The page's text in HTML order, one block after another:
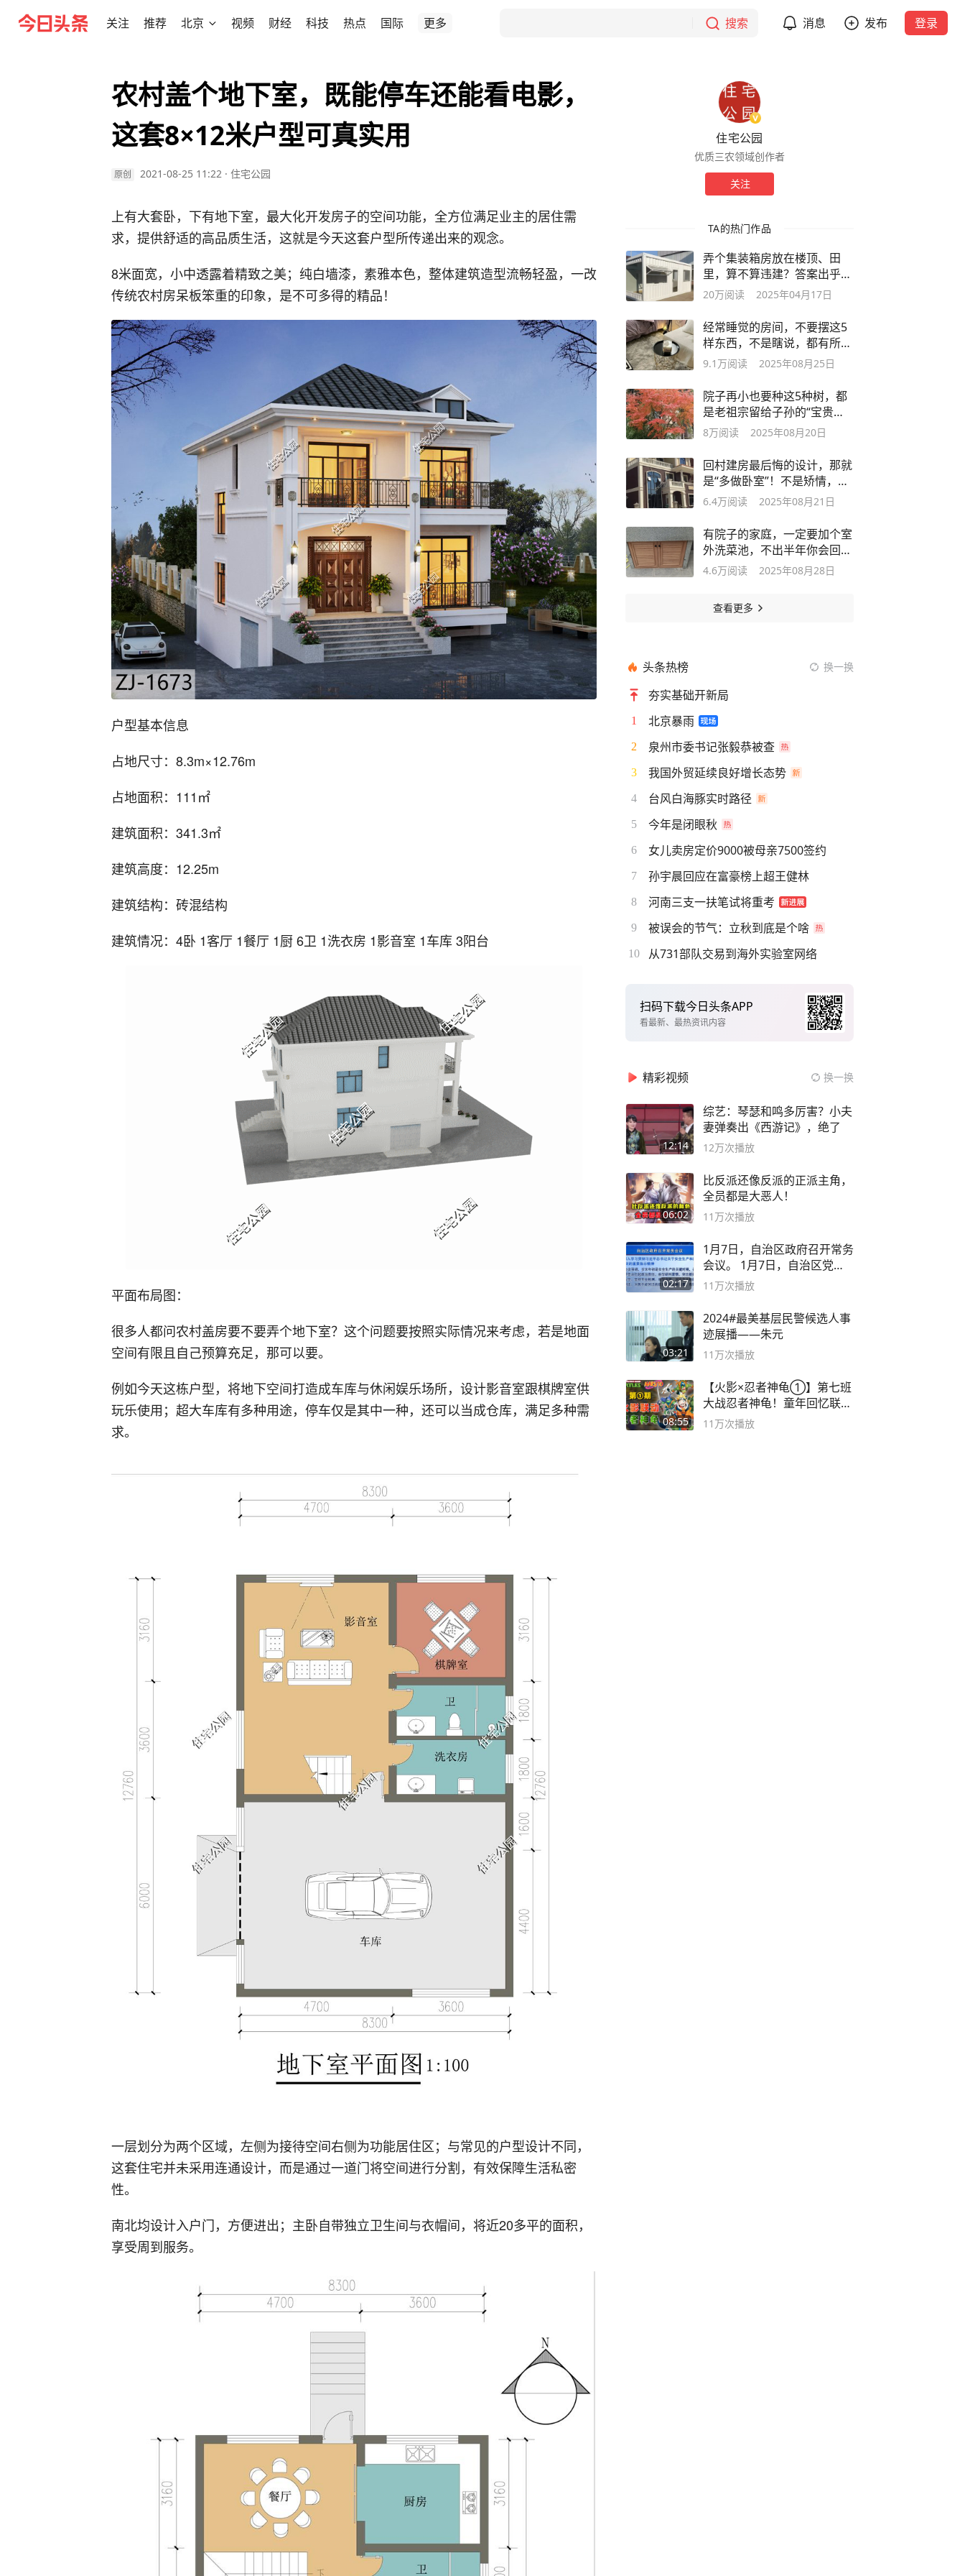
关注 推荐 北京 视频 财经 科技 热点 国际 更多 搜索 消息 发布 登录
农村盖个地下室，既能停车还能看电影，
这套8×12米户型可真实用
原创 2021-08-25 11:22 · 住宅公园
上有大套卧，下有地下室，最大化开发房子的空间功能，全方位满足业主的居住需
求，提供舒适的高品质生活，这就是今天这套户型所传递出来的观念。
8米面宽，小中透露着精致之美；纯白墙漆，素雅本色，整体建筑造型流畅轻盈，一改
传统农村房呆板笨重的印象，是不可多得的精品！
户型基本信息
占地尺寸：8.3m×12.76m
占地面积：111㎡
建筑面积：341.3㎡
建筑高度：12.25m
建筑结构：砖混结构
建筑情况：4卧 1客厅 1餐厅 1厨 6卫 1洗衣房 1影音室 1车库 3阳台
平面布局图：
很多人都问农村盖房要不要弄个地下室？这个问题要按照实际情况来考虑，若是地面
空间有限且自己预算充足，那可以要。
例如今天这栋户型，将地下空间打造成车库与休闲娱乐场所，设计影音室跟棋牌室供
玩乐使用；超大车库有多种用途，停车仅是其中一种，还可以当成仓库，满足多种需
求。
一层划分为两个区域，左侧为接待空间右侧为功能居住区；与常见的户型设计不同，
这套住宅并未采用连通设计，而是通过一道门将空间进行分割，有效保障生活私密
性。
南北均设计入户门，方便进出；主卧自带独立卫生间与衣帽间，将近20多平的面积，
享受周到服务。
住宅公园
优质三农领域创作者
关注
TA的热门作品
弄个集装箱房放在楼顶、田
里，算不算违建？答案出乎很
多人意料…
20万阅读 2025年04月17日
经常睡觉的房间，不要摆这5
样东西，不是瞎说，都有所依
据！
9.1万阅读 2025年08月25日
院子再小也要种这5种树，都
是老祖宗留给子孙的“宝贵财
富”！
8万阅读 2025年08月20日
回村建房最后悔的设计，那就
是“多做卧室”！不是矫情，是
苦水！
6.4万阅读 2025年08月21日
有院子的家庭，一定要加个室
外洗菜池，不出半年你会回来
感谢我的
4.6万阅读 2025年08月28日
查看更多
头条热榜 换一换
夯实基础开新局
1 北京暴雨
2 泉州市委书记张毅恭被查
3 我国外贸延续良好增长态势
4 台风白海豚实时路径
5 今年是闭眼秋
6 女儿卖房定价9000被母亲7500签约
7 孙宇晨回应在富豪榜上超王健林
8 河南三支一扶笔试将重考
9 被误会的节气：立秋到底是个啥
10 从731部队交易到海外实验室网络
扫码下载今日头条APP
看最新、最热资讯内容
精彩视频 换一换
12:14
综艺：琴瑟和鸣多厉害？小夫
妻弹奏出《西游记》，绝了
12万次播放
06:02
比反派还像反派的正派主角，
全员都是大恶人！
11万次播放
02:17
1月7日，自治区政府召开常务
会议。 1月7日，自治区党委
副书记
11万次播放
03:21
2024#最美基层民警候选人事
迹展播——朱元
11万次播放
08:55
【火影×忍者神龟①】第七班
大战忍者神龟！童年回忆联动
论武？
11万次播放